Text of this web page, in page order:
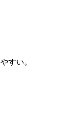
すい。